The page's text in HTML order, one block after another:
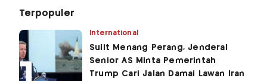
Terpopuler
International
Sulit Menang Perang, Jenderal
Senior AS Minta Pemerintah
Trump Cari Jalan Damai Lawan Iran